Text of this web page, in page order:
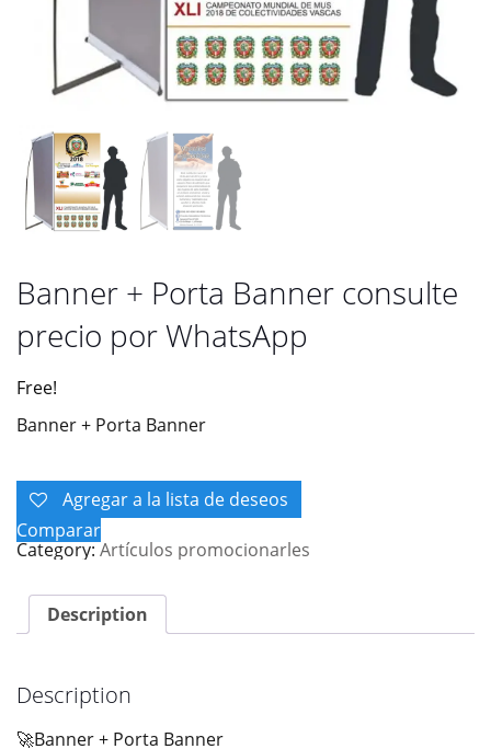
Banner + Porta Banner consulte
precio por WhatsApp
Free!
Banner + Porta Banner
Agregar a la lista de deseos
Comparar
Category:Artículos promocionarles
Description
Description
🚀Banner + Porta Banner